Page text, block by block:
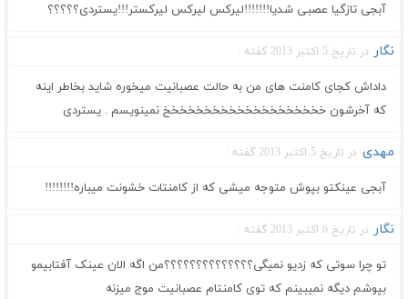
آبجی تازگیا عصبی شدیا!!!!!!!لیرکس لیرکس لیرکستر!!!یستردی؟؟؟؟؟
نگار در تاریخ 5 اکتبر 2013 گفته :
داداش کجای کامنت های من به حالت عصبانیت میخوره شاید بخاطر اینه
که آخرشون خخخخخخخخخخخخخخخخخخخخ نمینویسم . یستردی
مهدی در تاریخ 5 اکتبر 2013 گفته :
آبجی عینکتو بپوش متوجه میشی که از کامنتات خشونت میباره!!!!!!!!
نگار در تاریخ 6 اکتبر 2013 گفته :
تو چرا سوتی که زدیو نمیگی؟؟؟؟؟؟؟؟؟؟؟؟؟؟من اگه الان عینک آفتابیمو
بپوشم دیگه نمیبینم که توی کامنتام عصبانیت موج میزنه